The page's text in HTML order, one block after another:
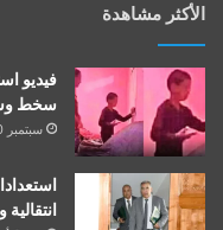
الأكثر مشاهدة
فيديو
سخط
سبتمبر 20, 2020